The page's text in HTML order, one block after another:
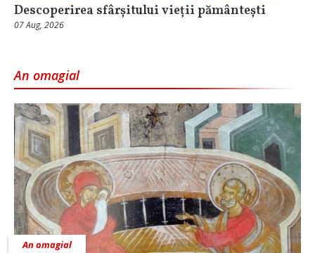
Descoperirea sfârșitului vieții pământești
07 Aug, 2026
An omagial
An omagial